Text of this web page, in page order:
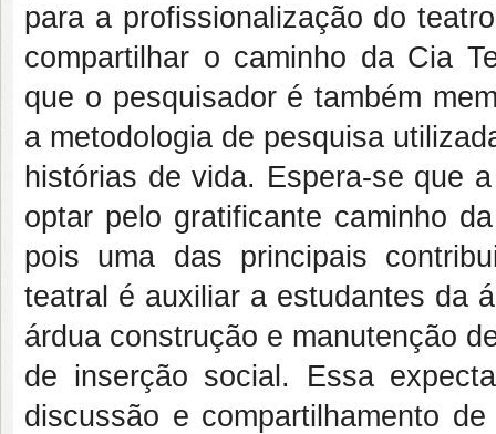
para a profissionalização do
compartilhar o caminho da Cia
que o pesquisador é também
a metodologia de pesquisa
histórias de vida. Espera-se que
optar pelo gratificante caminho
pois uma das principais
teatral é auxiliar a estudantes da
árdua construção e manutenção
de inserção social. Essa
discussão e compartilhamento